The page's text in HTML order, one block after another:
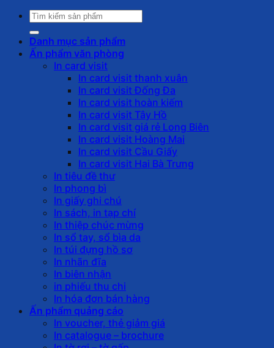
Tìm
kiếm:
Danh mục sản phẩm
Ấn phẩm văn phòng
In card visit
In card visit thanh xuân
In card visit Đống Đa
In card visit hoàn kiếm
In card visit Tây Hồ
In card visit giá rẻ Long Biên
In card visit Hoàng Mai
In card visit Cầu Giấy
In card visit Hai Bà Trưng
In tiêu đề thư
In phong bì
In giấy ghi chú
In sách, in tạp chí
In thiệp chúc mừng
In sổ tay, sổ bìa da
In túi đựng hồ sơ
In nhãn đĩa
In biên nhận
in phiếu thu chi
In hóa đơn bán hàng
Ấn phẩm quảng cáo
In voucher, thẻ giảm giá
In catalogue – brochure